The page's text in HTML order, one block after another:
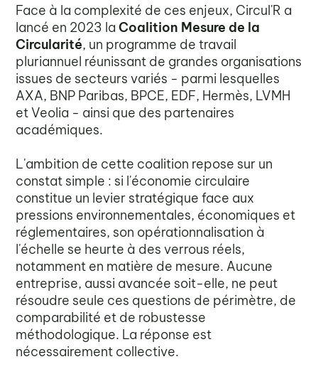
Face à la complexité de ces enjeux, Circul'R a
lancé en 2023 laCoalition Mesure de la
Circularité, un programme de travail
pluriannuel réunissant de grandes organisations
issues de secteurs variés - parmi lesquelles
AXA, BNP Paribas, BPCE, EDF, Hermès, LVMH
et Veolia - ainsi que des partenaires
académiques.
L'ambition de cette coalition repose sur un
constat simple : si l'économie circulaire
constitue un levier stratégique face aux
pressions environnementales, économiques et
réglementaires, son opérationnalisation à
l'échelle se heurte à des verrous réels,
notamment en matière de mesure. Aucune
entreprise, aussi avancée soit-elle, ne peut
résoudre seule ces questions de périmètre, de
comparabilité et de robustesse
méthodologique. La réponse est
nécessairement collective.